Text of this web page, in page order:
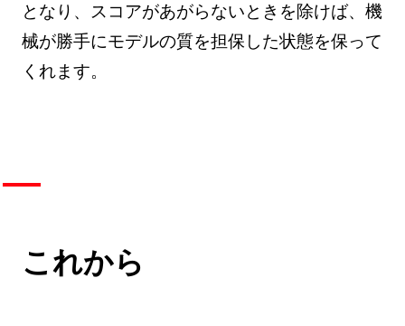
となり、スコアがあがらないときを除けば、機
械が勝手にモデルの質を担保した状態を保って
くれます。
これから